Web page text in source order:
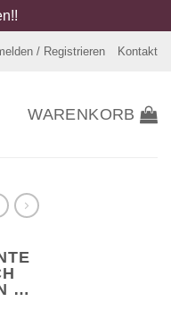
/ Registrieren Kontakt
WARENKORB
…